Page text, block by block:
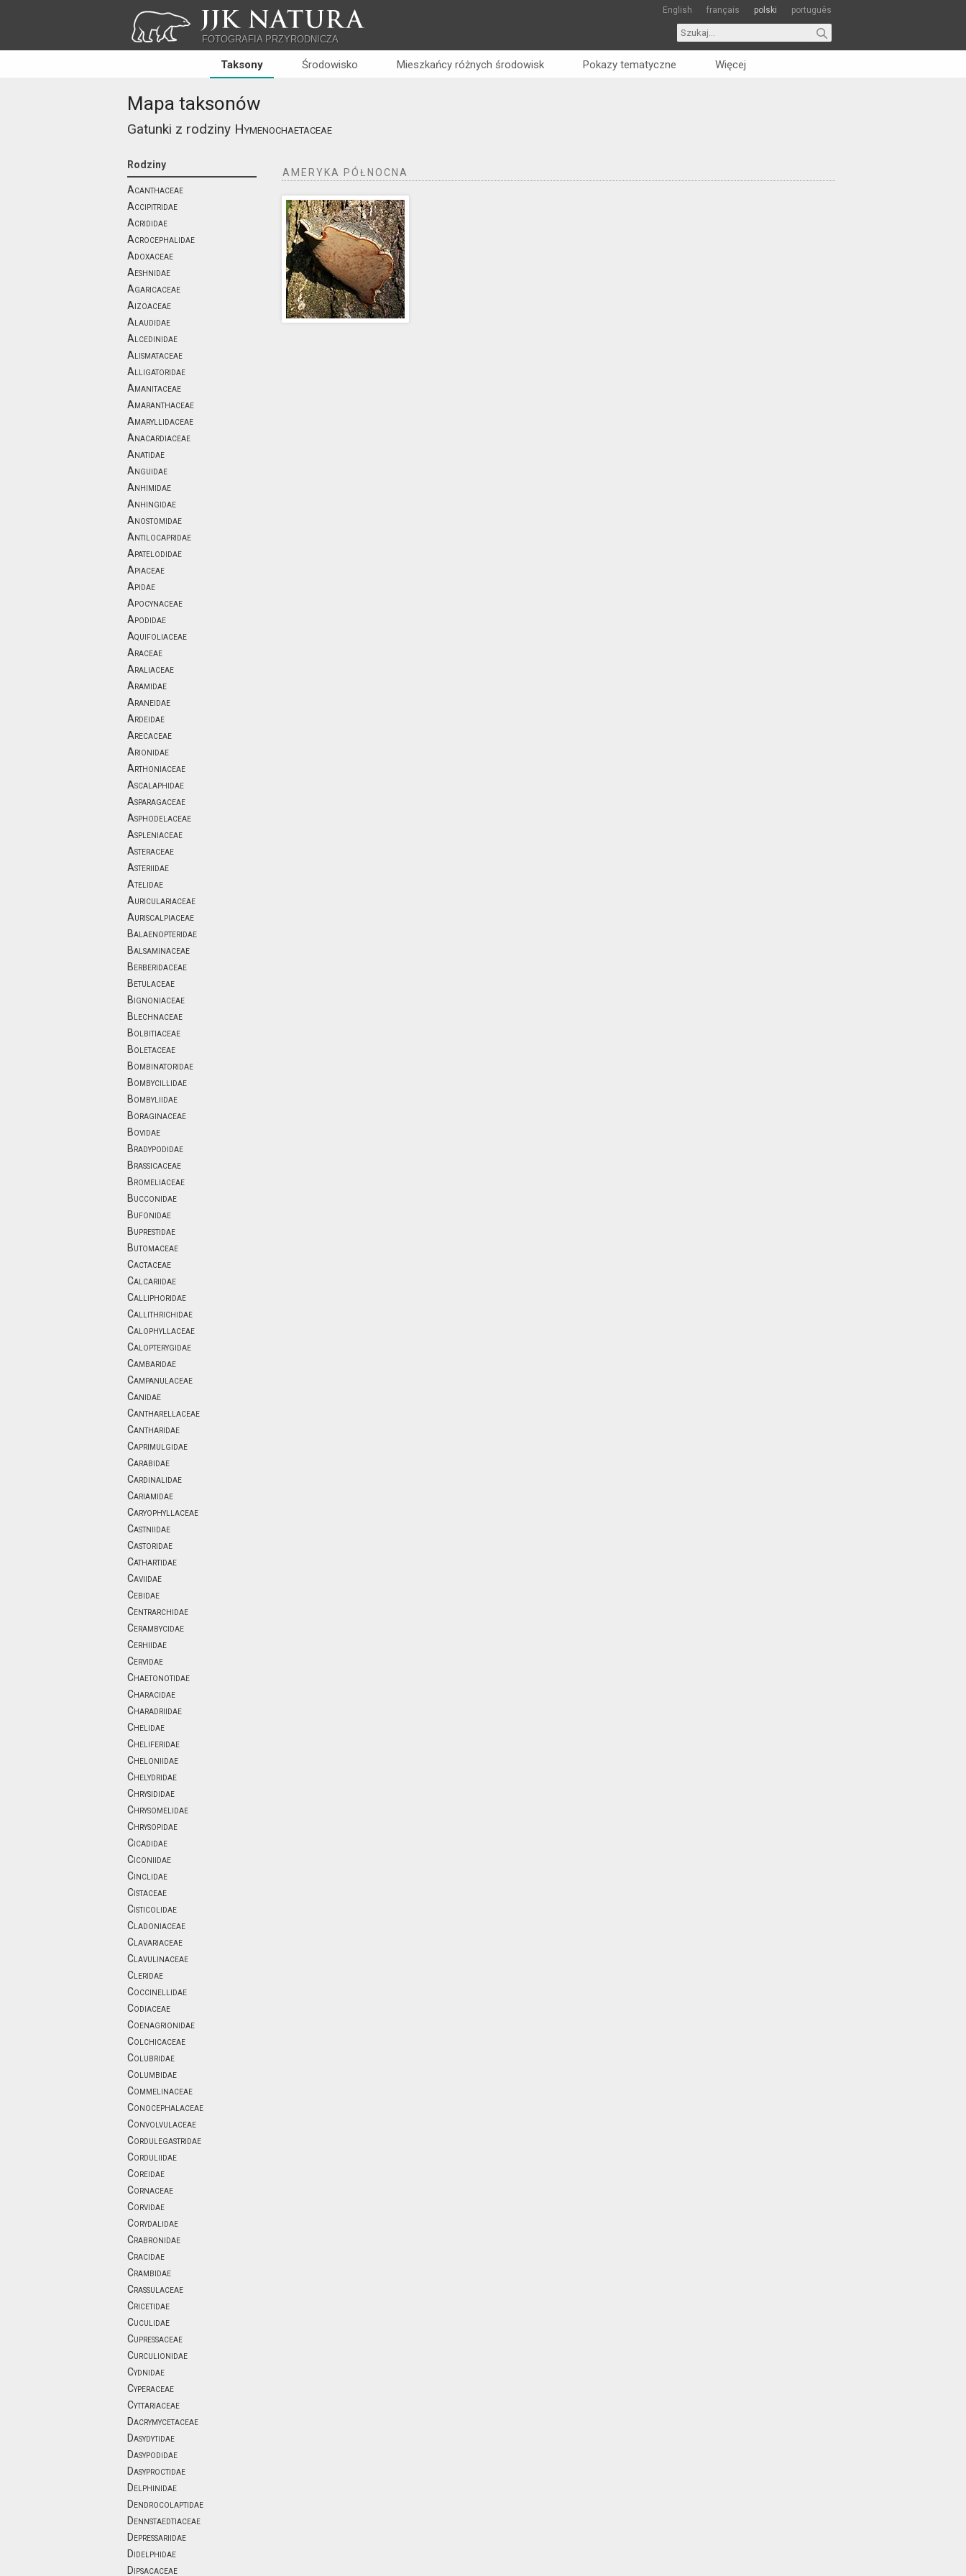
JJK NATURA
FOTOGRAFIA PRZYRODNICZA
English français polski português
Taksony Środowisko Mieszkańcy różnych środowisk Pokazy tematyczne Więcej
Mapa taksonów
Gatunki z rodziny Hymenochaetaceae
Rodziny
Acanthaceae
Accipitridae
Acrididae
Acrocephalidae
Adoxaceae
Aeshnidae
Agaricaceae
Aizoaceae
Alaudidae
Alcedinidae
Alismataceae
Alligatoridae
Amanitaceae
Amaranthaceae
Amaryllidaceae
Anacardiaceae
Anatidae
Anguidae
Anhimidae
Anhingidae
Anostomidae
Antilocapridae
Apatelodidae
Apiaceae
Apidae
Apocynaceae
Apodidae
Aquifoliaceae
Araceae
Araliaceae
Aramidae
Araneidae
Ardeidae
Arecaceae
Arionidae
Arthoniaceae
Ascalaphidae
Asparagaceae
Asphodelaceae
Aspleniaceae
Asteraceae
Asteriidae
Atelidae
Auriculariaceae
Auriscalpiaceae
Balaenopteridae
Balsaminaceae
Berberidaceae
Betulaceae
Bignoniaceae
Blechnaceae
Bolbitiaceae
Boletaceae
Bombinatoridae
Bombycillidae
Bombyliidae
Boraginaceae
Bovidae
Bradypodidae
Brassicaceae
Bromeliaceae
Bucconidae
Bufonidae
Buprestidae
Butomaceae
Cactaceae
Calcariidae
Calliphoridae
Callithrichidae
Calophyllaceae
Calopterygidae
Cambaridae
Campanulaceae
Canidae
Cantharellaceae
Cantharidae
Caprimulgidae
Carabidae
Cardinalidae
Cariamidae
Caryophyllaceae
Castniidae
Castoridae
Cathartidae
Caviidae
Cebidae
Centrarchidae
Cerambycidae
Cerhiidae
Cervidae
Chaetonotidae
Characidae
Charadriidae
Chelidae
Cheliferidae
Cheloniidae
Chelydridae
Chrysididae
Chrysomelidae
Chrysopidae
Cicadidae
Ciconiidae
Cinclidae
Cistaceae
Cisticolidae
Cladoniaceae
Clavariaceae
Clavulinaceae
Cleridae
Coccinellidae
Codiaceae
Coenagrionidae
Colchicaceae
Colubridae
Columbidae
Commelinaceae
Conocephalaceae
Convolvulaceae
Cordulegastridae
Corduliidae
Coreidae
Cornaceae
Corvidae
Corydalidae
Crabronidae
Cracidae
Crambidae
Crassulaceae
Cricetidae
Cuculidae
Cupressaceae
Curculionidae
Cydnidae
Cyperaceae
Cyttariaceae
Dacrymycetaceae
Dasydytidae
Dasypodidae
Dasyproctidae
Delphinidae
Dendrocolaptidae
Dennstaedtiaceae
Depressariidae
Didelphidae
Dipsacaceae
AMERYKA PÓŁNOCNA